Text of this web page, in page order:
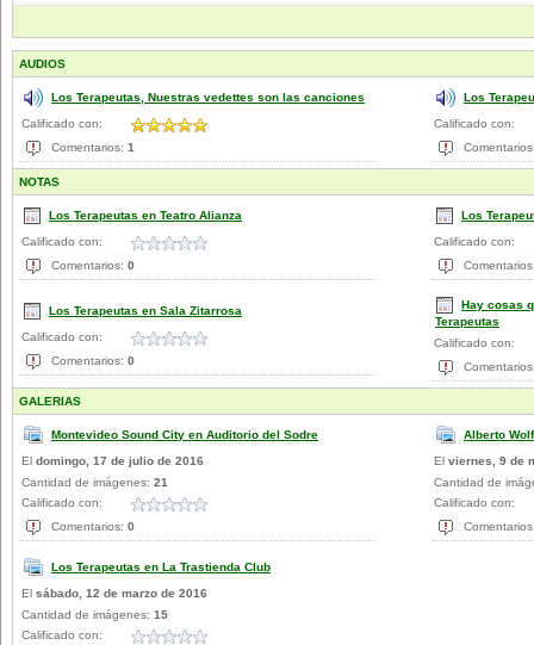
AUDIOS
Los Terapeutas, Nuestras vedettes son las canciones
Calificado con:
Comentarios: 1
Los
Calificado con:
NOTAS
Los Terapeutas en Teatro Alianza
Calificado con:
Comentarios: 0
Los
Calificado con:
Los Terapeutas en Sala Zitarrosa
Calificado con:
Comentarios: 0
Hay cosas
Terapeutas
Calificado con:
GALERIAS
Montevideo Sound City en Auditorio del Sodre
El domingo, 17 de julio de 2016
Cantidad de imágenes: 21
Calificado con:
Comentarios: 0
Alberto
El viernes, 9 de
Cantidad de
Calificado con:
Los Terapeutas en La Trastienda Club
El sábado, 12 de marzo de 2016
Cantidad de imágenes: 15
Calificado con: